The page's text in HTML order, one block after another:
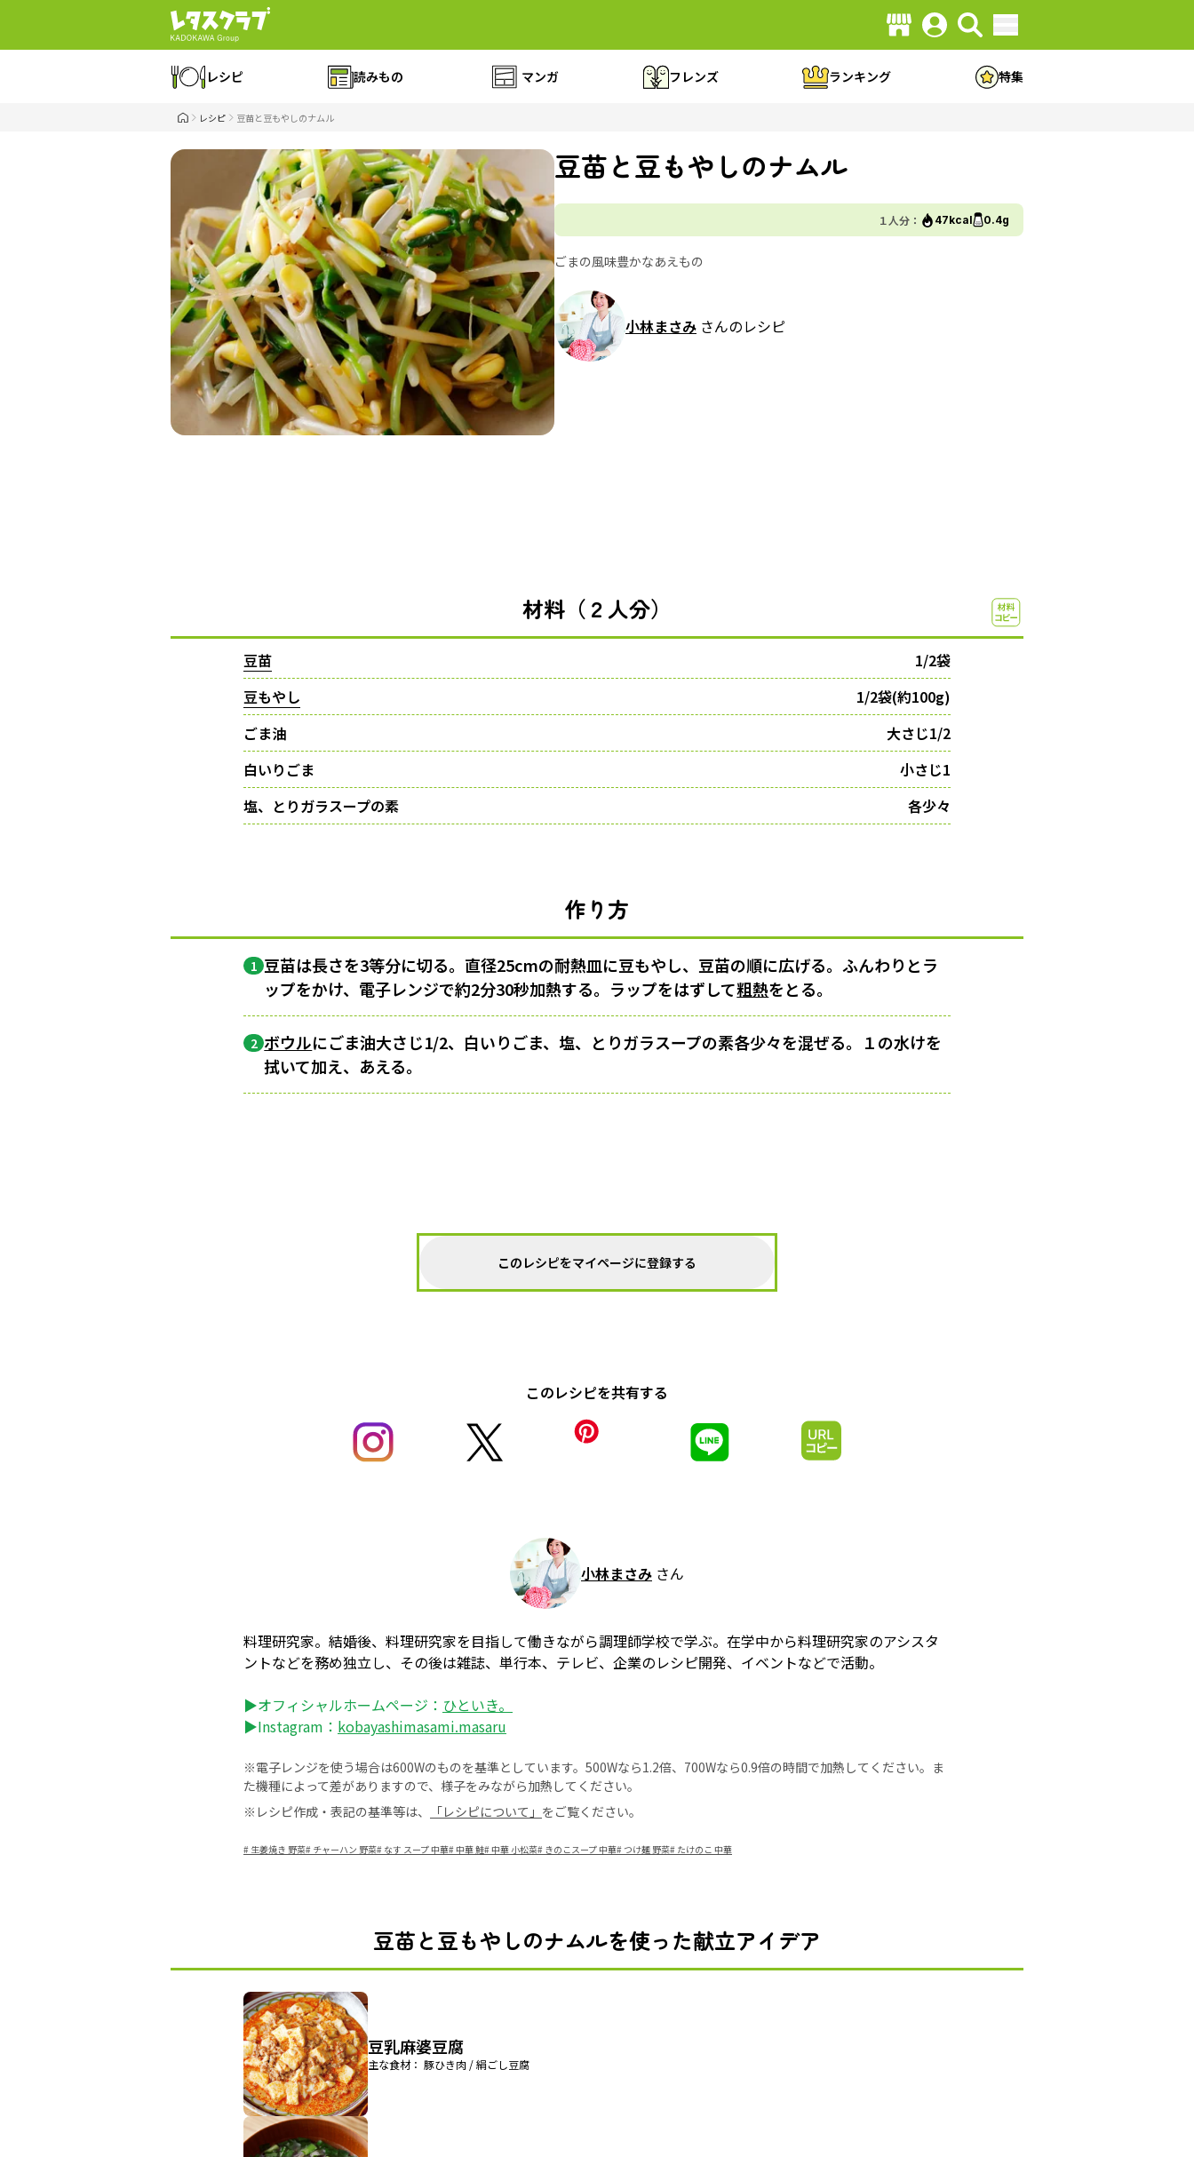
レシピ 読みもの マンガ フレンズ ランキング 特集
レシピ 豆苗と豆もやしのナムル
豆苗と豆もやしのナムル
１人分： 47kcal 0.4g
ごまの風味豊かなあえもの
小林まさみ さんのレシピ
材料（２人分）
豆苗
1/2袋
豆もやし
1/2袋(約100g)
ごま油
大さじ1/2
白いりごま
小さじ1
塩、とりガラスープの素
各少々
作り方
1 豆苗は長さを3等分に切る。直径25cmの耐熱皿に豆もやし、豆苗の順に広げる。ふんわりとラ
ップをかけ、電子レンジで約2分30秒加熱する。ラップをはずして粗熱をとる。
2 ボウルにごま油大さじ1/2、白いりごま、塩、とりガラスープの素各少々を混ぜる。１の水けを
拭いて加え、あえる。
このレシピをマイページに登録する
このレシピを共有する
小林まさみ さん
料理研究家。結婚後、料理研究家を目指して働きながら調理師学校で学ぶ。在学中から料理研究家のアシスタ
ントなどを務め独立し、その後は雑誌、単行本、テレビ、企業のレシピ開発、イベントなどで活動。
▶オフィシャルホームページ： ひといき。
▶Instagram： kobayashimasami.masaru
※電子レンジを使う場合は600Wのものを基準としています。500Wなら1.2倍、700Wなら0.9倍の時間で加熱してください。ま
た機種によって差がありますので、様子をみながら加熱してください。
※レシピ作成・表記の基準等は、
「レシピについて」 をご覧ください。
# 生姜焼き 野菜# チャーハン 野菜# なす スープ 中華#中華 鮭#中華 小松菜# きのこスープ 中華# つけ麺 野菜# たけのこ 中華
豆苗と豆もやしのナムルを使った献立アイデア
豆乳麻婆豆腐
主な食材： 豚ひき肉 / 絹ごし豆腐